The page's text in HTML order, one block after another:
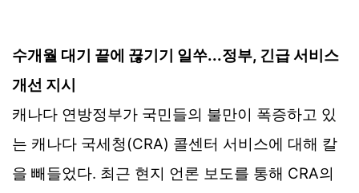
수개월 대기 끝에 끊기기 일쑤...정부, 긴급 서비스
개선 지시
캐나다 연방정부가 국민들의 불만이 폭증하고 있
는 캐나다 국세청(CRA) 콜센터 서비스에 대해 칼
을 빼들었다. 최근 현지 언론 보도를 통해 CRA의